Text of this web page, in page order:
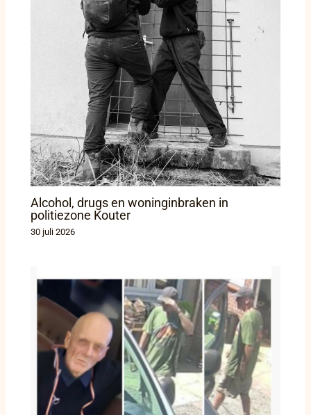
Alcohol, drugs en woninginbraken in
politiezone Kouter
30 juli 2026